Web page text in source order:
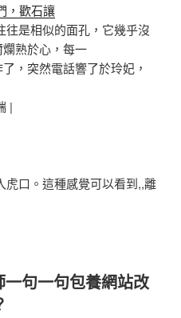
，歡石讓
往是相似的面孔，它幾乎沒
熟於心，每一
，突然電話響了於玲妃，
|
虎口。這種感覺可以看到,,離
句一句包養網站改